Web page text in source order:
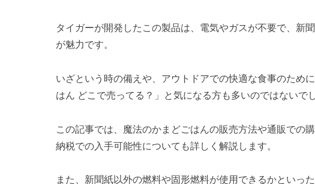
タイガーが開発したこの製品は、電気やガスが不要で、新
が魅力です。
いざという時の備えや、アウトドアでの快適な食事のため
はん どこで売ってる？」と気になる方も多いのではないで
この記事では、魔法のかまどごはんの販売方法や通販での
納税での入手可能性についても詳しく解説します。
また、新聞紙以外の燃料や固形燃料が使用できるかといっ